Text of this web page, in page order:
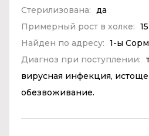
Стерилизована: да
Примерный рост в холке:
Найден по адресу: 1-ы
Диагноз при поступлении:
вирусная инфекция,
обезвоживание.